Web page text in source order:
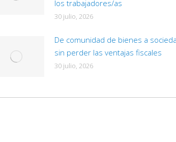
ventajas fiscales
30 julio, 2026